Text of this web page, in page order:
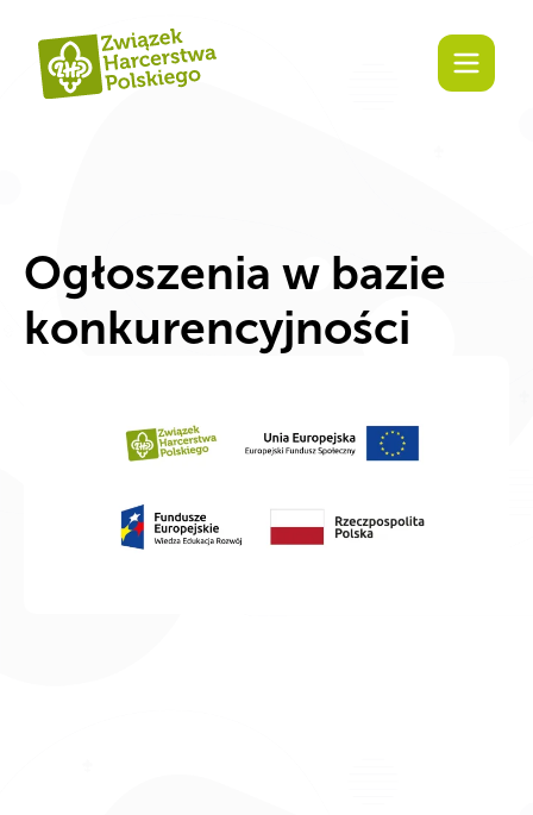
Ogłoszenia w bazie
konkurencyjności